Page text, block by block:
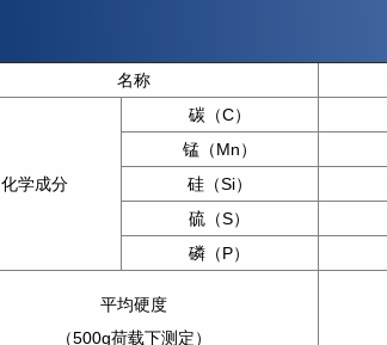
名称
化学成分
碳（C）
锰（Mn）
硅（Si）
硫（S）
磷（P）
平均硬度
（500g荷载下测定）